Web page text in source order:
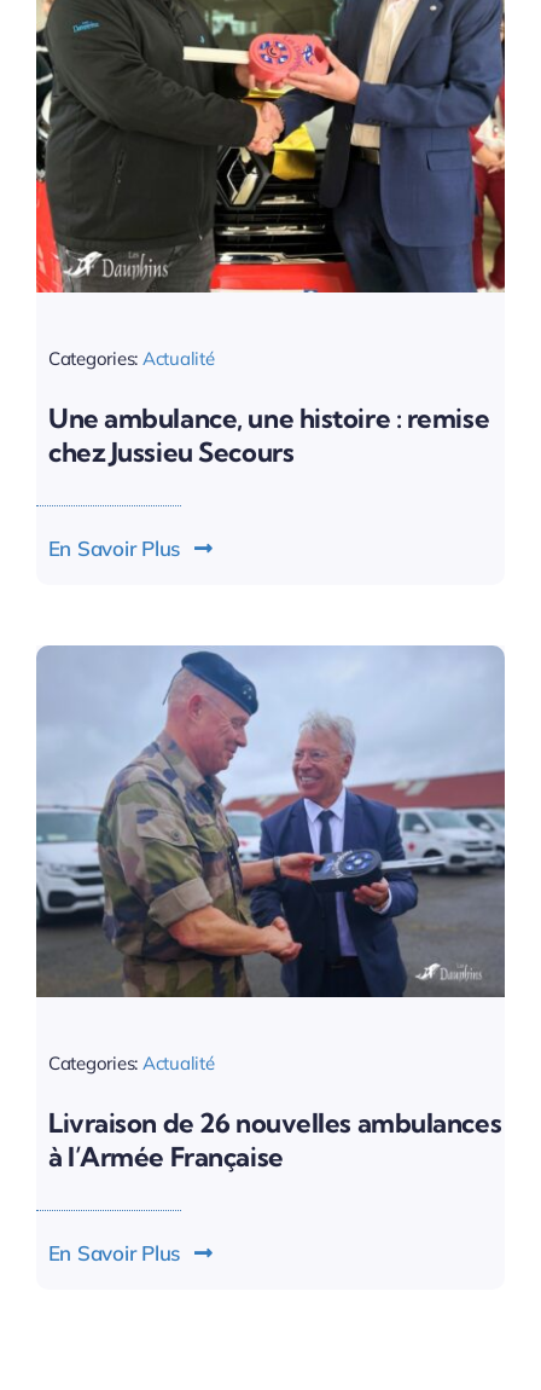
Categories: Actualité
Une ambulance, une histoire : remise
chez Jussieu Secours
En Savoir Plus
Categories: Actualité
Livraison de 26 nouvelles ambulances
à l’Armée Française
En Savoir Plus